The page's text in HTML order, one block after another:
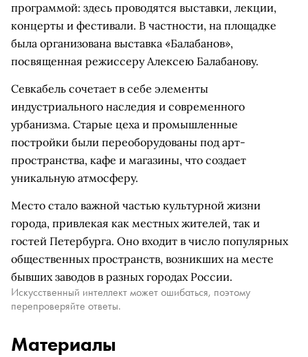
программой: здесь проводятся выставки, лекции,
концерты и фестивали. В частности, на площадке
была организована выставка «Балабанов»,
посвященная режиссеру Алексею Балабанову.
Севкабель сочетает в себе элементы
индустриального наследия и современного
урбанизма. Старые цеха и промышленные
постройки были переоборудованы под арт-
пространства, кафе и магазины, что создает
уникальную атмосферу.
Место стало важной частью культурной жизни
города, привлекая как местных жителей, так и
гостей Петербурга. Оно входит в число популярных
общественных пространств, возникших на месте
бывших заводов в разных городах России.
Искусственный интеллект может ошибаться, поэтому
перепроверяйте ответы.
Материалы